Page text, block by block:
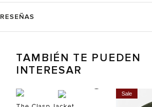
RESEÑAS
TAMBIÉN TE PUEDEN
INTERESAR
Sale